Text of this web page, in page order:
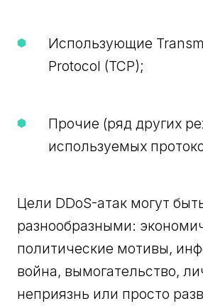
Использующие
Protocol (TCP);
Прочие (ряд других
используемых
Цели DDoS-атак могут
разнообразными:
политические мотивы,
война, вымогательство,
неприязнь или просто